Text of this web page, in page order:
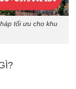
tối ưu cho khu